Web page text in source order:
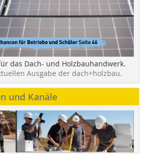
das Dach- und Holzbauhandwerk.
Ausgabe der dach+holzbau.
und Kanäle